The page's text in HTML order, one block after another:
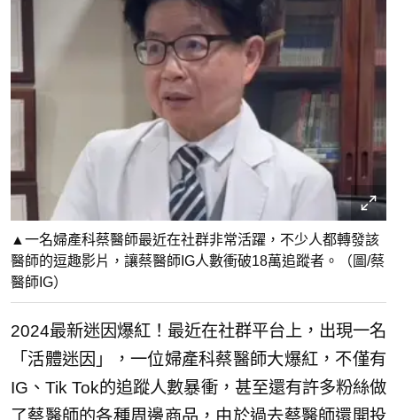
▲一名婦產科蔡醫師最近在社群非常活躍，不少人都轉發該
醫師的逗趣影片，讓蔡醫師IG人數衝破18萬追蹤者。（圖/蔡
醫師IG）
2024最新迷因爆紅！最近在社群平台上，出現一名
「活體迷因」，一位婦產科蔡醫師大爆紅，不僅有
IG、Tik Tok的追蹤人數暴衝，甚至還有許多粉絲做
了蔡醫師的各種周邊商品，由於過去蔡醫師還開投